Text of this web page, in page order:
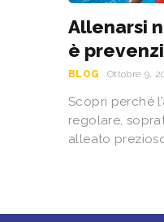
Allenarsi
è
BLOG Ottobre 9,
Scopri perché
regolare,
alleato